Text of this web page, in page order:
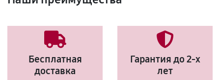
Бесплатная
доставка
Гарантия до 2-х
лет